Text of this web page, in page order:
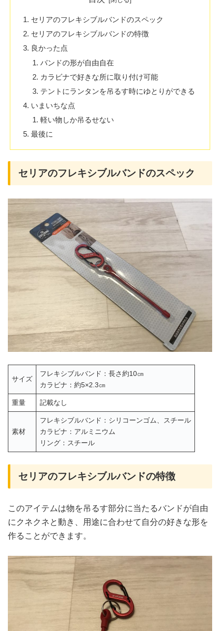
セリアのフレキシブルバンドのスペック
セリアのフレキシブルバンドの特徴
良かった点
バンドの形が自由自在
カラビナで好きな所に取り付け可能
テントにランタンを吊るす時にゆとりができる
いまいちな点
軽い物しか吊るせない
最後に
セリアのフレキシブルバンドのスペック
サイズ
フレキシブルバンド：長さ約10㎝
カラビナ：約5×2.3㎝
重量 記載なし
素材
フレキシブルバンド：シリコーンゴム、スチール
カラビナ：アルミニウム
リング：スチール
セリアのフレキシブルバンドの特徴
このアイテムは物を吊るす部分に当たるバンドが自由
にクネクネと動き、用途に合わせて自分の好きな形を
作ることができます。